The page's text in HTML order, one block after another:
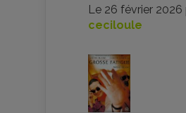
Le 26 février 2026
ceciloule